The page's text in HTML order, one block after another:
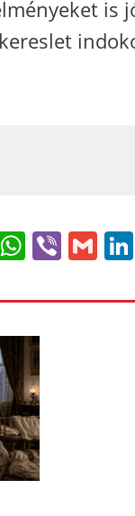
is
Viber